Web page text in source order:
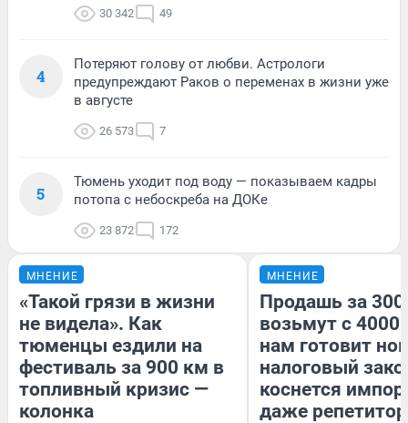
30 342 49
4
Потеряют голову от любви. Астрологи
предупреждают Раков о переменах в жизни уже
в августе
26 573 7
5
Тюмень уходит под воду — показываем кадры
потопа с небоскреба на ДОКе
23 872 172
МНЕНИЕ
«Такой грязи в жизни
не видела». Как
тюменцы ездили на
фестиваль за 900 км в
топливный кризис —
колонка
МНЕНИЕ
Продашь за
возьмут с
нам готовит
налоговый
коснется
даже